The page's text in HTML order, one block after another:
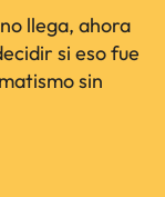
llega, ahora
si eso fue
sin